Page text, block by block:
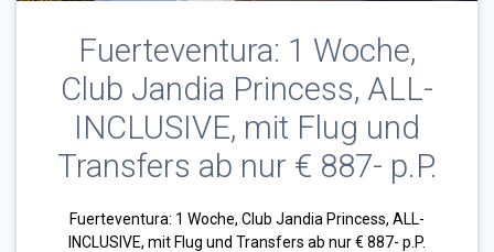
Fuerteventura: 1 Woche,
Club Jandia Princess, ALL-
INCLUSIVE, mit Flug und
Transfers ab nur € 887- p.P.
Fuerteventura: 1 Woche, Club Jandia Princess, ALL-
INCLUSIVE, mit Flug und Transfers ab nur € 887- p.P.